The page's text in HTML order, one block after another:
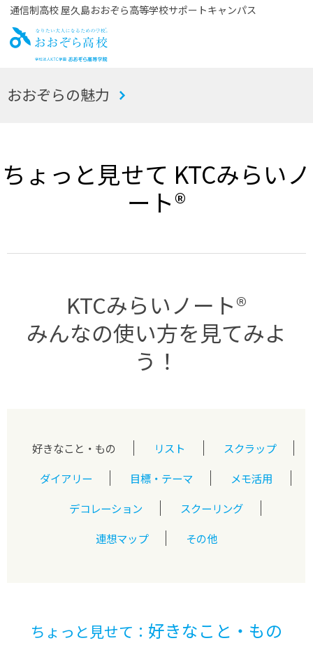
通信制高校 屋久島おおぞら高等学校サポートキャンパス
お
おおぞらの魅力
ちょっと見せて KTCみらいノ
ート®
KTCみらいノート®
みんなの使い方を見てみよ
う！
好きなこと・もの リスト
スクラップ
ダイアリー
目標・テーマ
メモ活用
デコレーション
スクーリング
連想マップ
その他
ちょっと見せて： 好きなこと・もの